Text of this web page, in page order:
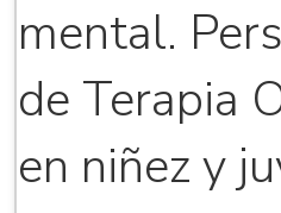
mental.
de Terapia
en niñez y